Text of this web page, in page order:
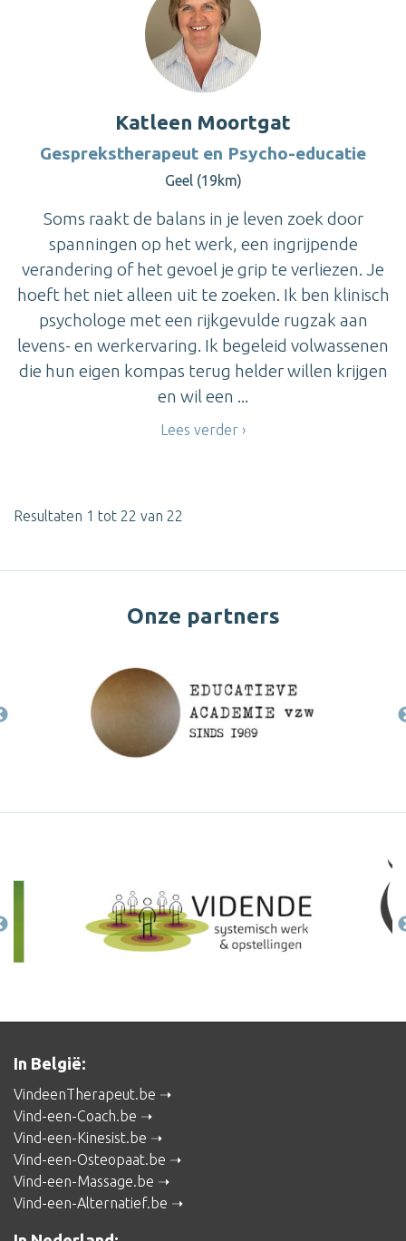
Katleen Moortgat
Gesprekstherapeut en Psycho-educatie
Geel (19km)
Soms raakt de balans in je leven zoek door
spanningen op het werk, een ingrijpende
verandering of het gevoel je grip te verliezen. Je
hoeft het niet alleen uit te zoeken. Ik ben klinisch
psychologe met een rijkgevulde rugzak aan
levens- en werkervaring. Ik begeleid volwassenen
die hun eigen kompas terug helder willen krijgen
en wil een ...
Lees verder
Resultaten 1 tot 22 van 22
Onze partners
In België:
VindeenTherapeut.be
Vind-een-Coach.be
Vind-een-Kinesist.be
Vind-een-Osteopaat.be
Vind-een-Massage.be
Vind-een-Alternatief.be